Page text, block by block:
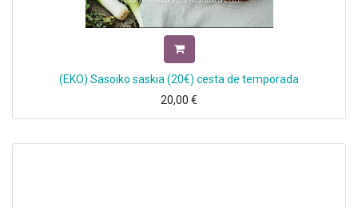
(EKO) Sasoiko saskia (20€) cesta de temporada
20,00 €